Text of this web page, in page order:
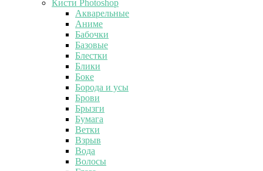
Кисти Photoshop
Акварельные
Аниме
Бабочки
Базовые
Блестки
Блики
Боке
Борода и усы
Брови
Брызги
Бумага
Ветки
Взрыв
Вода
Волосы